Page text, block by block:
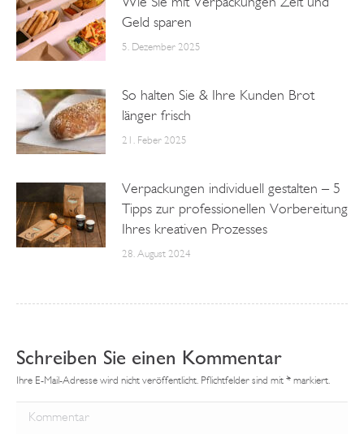
Geld sparen
5. Dezember 2025
So halten Sie & Ihre Kunden Brot
länger frisch
21. Feber 2025
Verpackungen individuell gestalten – 5
Tipps zur professionellen Vorbereitung
Ihres kreativen Prozesses
28. August 2024
Schreiben Sie einen Kommentar
Ihre E-Mail-Adresse wird nicht veröffentlicht. Pflichtfelder sind mit * markiert.
Kommentar